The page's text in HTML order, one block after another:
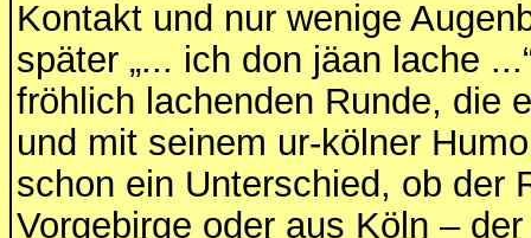
Kontakt und nur wenige
später „... ich don jäan lache
fröhlich lachenden Runde, die
und mit seinem ur-kölner
schon ein Unterschied, ob der
Vorgebirge oder aus Köln –